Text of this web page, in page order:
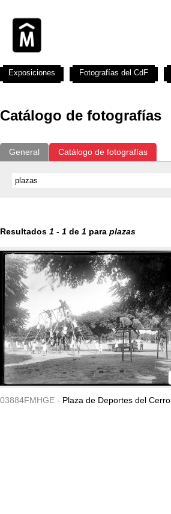
Catálogo de fotografías
General Catálogo de fotografías
Resultados 1 - 1 de 1 para plazas
03884FMHGE - Plaza de Deportes del Cerro.
Exposiciones Fotografías del CdF